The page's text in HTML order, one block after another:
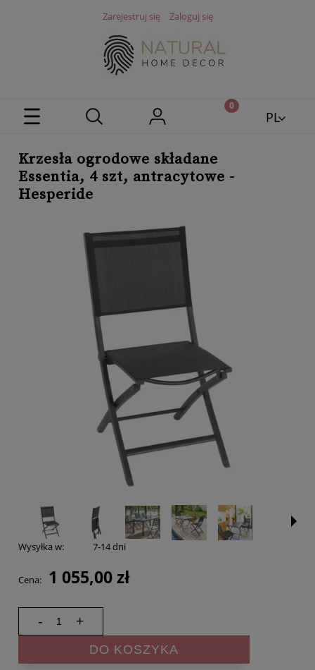
Zarejestruj się Zaloguj się
PL
Krzesła ogrodowe składane
Essentia, 4 szt, antracytowe -
Hesperide
Wysyłka w: 7-14 dni
Cena: 1 055,00 zł
- +
DO KOSZYKA